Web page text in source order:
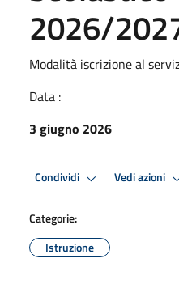
2026/
Modalità iscrizione al
Data :
3 giugno 2026
Condividi Vedi azioni
Categorie:
Istruzione